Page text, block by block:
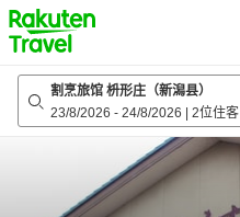
to
top
page
割烹旅馆 枡形庄（新潟县）
23/8/2026 - 24/8/2026 2位住客